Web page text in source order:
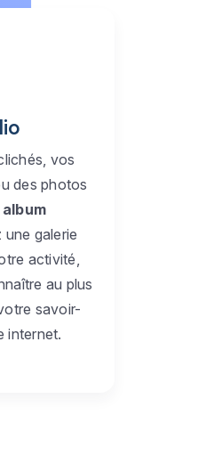
vos
des photos
album
une galerie
activité,
au plus
savoir-
internet.